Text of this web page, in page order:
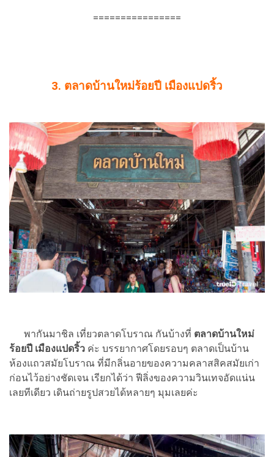
================
3. ตลาดบ้านใหม่ร้อยปี เมืองแปดริ้ว
พากันมาชิล เที่ยวตลาดโบราณ กันบ้างที่ ตลาดบ้านใหม่
ร้อยปี เมืองแปดริ้ว ค่ะ บรรยากาศโดยรอบๆ ตลาดเป็นบ้าน
ห้องแถวสมัยโบราณ ที่มีกลิ่นอายของความคลาสสิคสมัยเก่า
ก่อนไว้อย่างชัดเจน เรียกได้ว่า ฟีลิ่งของความวินเทจอัดแน่น
เลยทีเดียว เดินถ่ายรูปสวยได้หลายๆ มุมเลยค่ะ